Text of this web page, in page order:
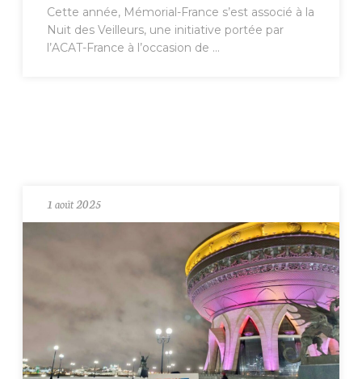
Cette année, Mémorial-France s’est associé à la
Nuit des Veilleurs, une initiative portée par
l’ACAT-France à l’occasion de ...
1 août 2025